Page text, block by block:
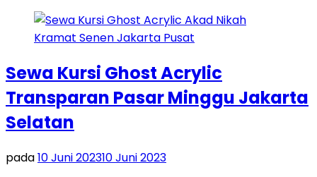
Sewa Kursi Ghost Acrylic
Transparan Pasar Minggu Jakarta
Selatan
pada10 Juni 202310 Juni 2023